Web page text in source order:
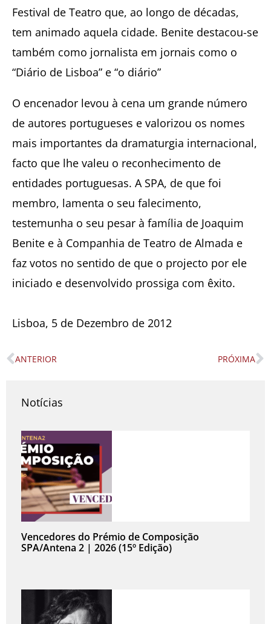
Festival de Teatro que, ao longo de décadas,
tem animado aquela cidade. Benite destacou-se
também como jornalista em jornais como o
“Diário de Lisboa” e “o diário”
O encenador levou à cena um grande número
de autores portugueses e valorizou os nomes
mais importantes da dramaturgia internacional,
facto que lhe valeu o reconhecimento de
entidades portuguesas. A SPA, de que foi
membro, lamenta o seu falecimento,
testemunha o seu pesar à família de Joaquim
Benite e à Companhia de Teatro de Almada e
faz votos no sentido de que o projecto por ele
iniciado e desenvolvido prossiga com êxito.
Lisboa, 5 de Dezembro de 2012
Prev
ANTERIOR PRÓXIMA
Notícias
Vencedores do Prémio de Composição
SPA/Antena 2 | 2026 (15º Edição)